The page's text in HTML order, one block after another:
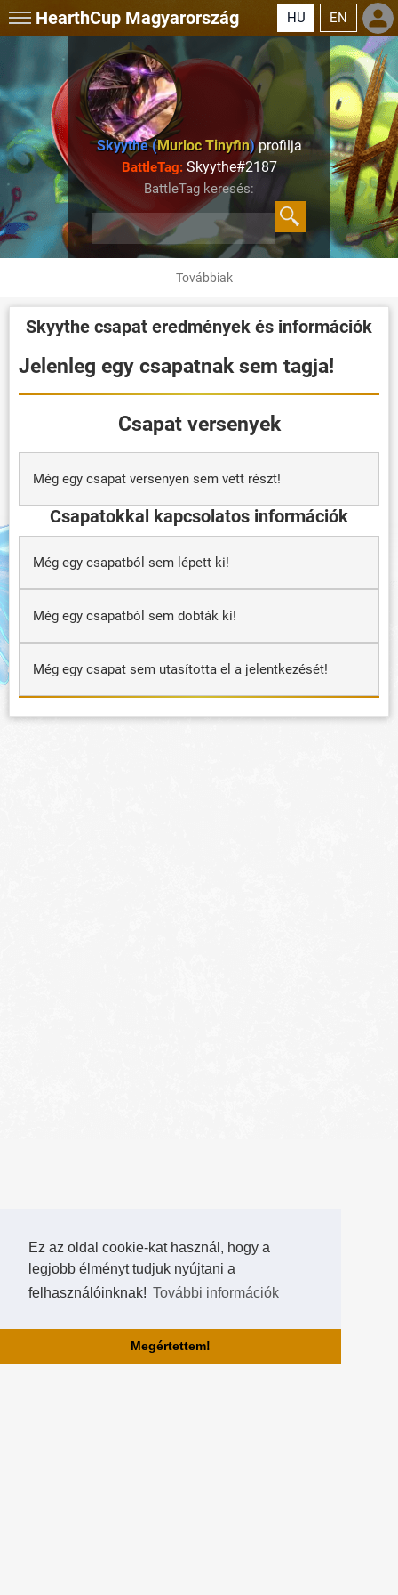
Ez az oldal cookie-kat használ, hogy a
legjobb élményt tudjuk nyújtani a
felhasználóinknak! További információk
Megértettem!
HearthCup Magyarország HU EN
Skyythe (Murloc Tinyfin)profilja
BattleTag:Skyythe#2187
BattleTag keresés:
Továbbiak
Skyythe csapat eredmények és információk
Jelenleg egy csapatnak sem tagja!
Csapat versenyek
Még egy csapat versenyen sem vett részt!
Csapatokkal kapcsolatos információk
Még egy csapatból sem lépett ki!
Még egy csapatból sem dobták ki!
Még egy csapat sem utasította el a jelentkezését!